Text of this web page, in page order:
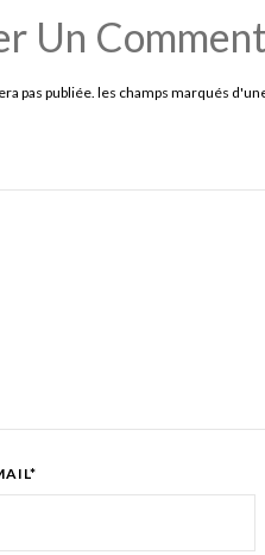
Un
pas publiée. les champs marqués